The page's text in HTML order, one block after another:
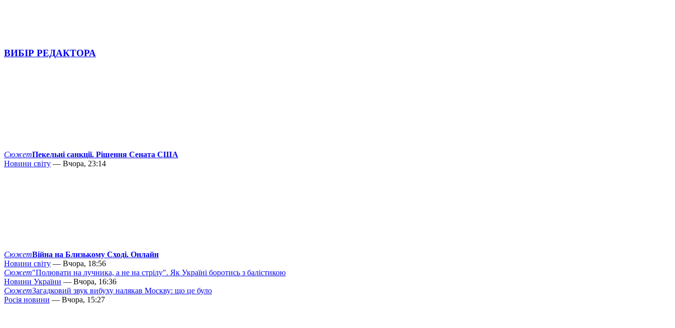
ВИБІР РЕДАКТОРА
СюжетПекельні санкції. Рішення Сената США
Новини світу — Вчора, 23:14
СюжетВійна на Близькому Сході. Онлайн
Новини світу — Вчора, 18:56
Сюжет"Полювати на лучника, а не на стрілу". Як Україні боротись з балістикою
Новини України — Вчора, 16:36
СюжетЗагадковий звук вибуху налякав Москву: що це було
Росія новини — Вчора, 15:27